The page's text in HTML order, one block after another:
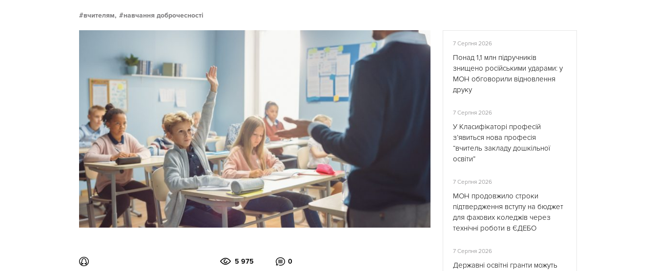
вчителям, навчання доброчесності
5 975 0
7 Серпня 2026
Понад 1,1 млн підручників
знищено російськими ударами: у
МОН обговорили відновлення
друку
7 Серпня 2026
У Класифікаторі професій
з’явиться нова професія
“вчитель закладу дошкільної
освіти”
7 Серпня 2026
МОН продовжило строки
підтвердження вступу на бюджет
для фахових коледжів через
технічні роботи в ЄДЕБО
7 Серпня 2026
Державні освітні гранти можуть